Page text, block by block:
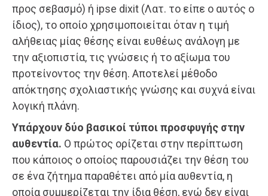
προς σεβασμό) ή ipse dixit (Λατ. το είπε ο αυτός ο
ίδιος), το οποίο χρησιμοποιείται όταν η τιμή
αλήθειας μίας θέσης είναι ευθέως ανάλογη με
την αξιοπιστία, τις γνώσεις ή το αξίωμα του
προτείνοντος την θέση. Αποτελεί μέθοδο
απόκτησης σχολιαστικής γνώσης και συχνά είναι
λογική πλάνη.
Υπάρχουν δύο βασικοί τύποι προσφυγής στην
αυθεντία. Ο πρώτος ορίζεται στην περίπτωση
που κάποιος ο οποίος παρουσιάζει την θέση του
σε ένα ζήτημα παραθέτει από μία αυθεντία, η
οποία συμμερίζεται την ίδια θέση, ενώ δεν είναι